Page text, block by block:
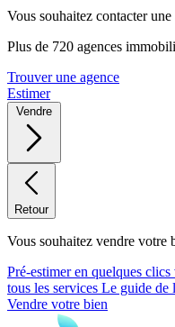
Vous souhaitez contacter une
Plus de 720 agences
Trouver une agence
Estimer
Vendre
Retour
Vous souhaitez vendre votre
Pré-estimer en quelques clics
tous les services Le guide de
Vendre votre bien